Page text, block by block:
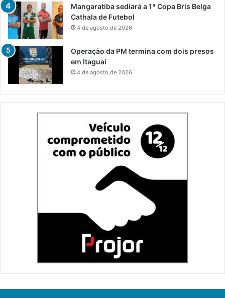
Mangaratiba sediará a 1ª Copa Bris Belga
Cathala de Futebol
4 de agosto de 2026
Operação da PM termina com dois presos
em Itaguaí
4 de agosto de 2026